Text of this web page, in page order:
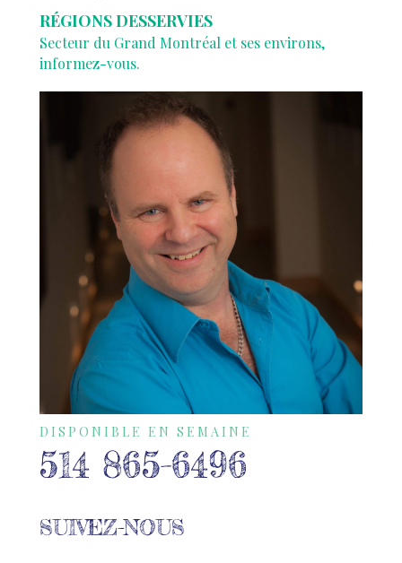
RÉGIONS DESSERVIES
Secteur du Grand Montréal et ses environs,
informez-vous.
DISPONIBLE EN SEMAINE
514 865-6496
SUIVEZ-NOUS